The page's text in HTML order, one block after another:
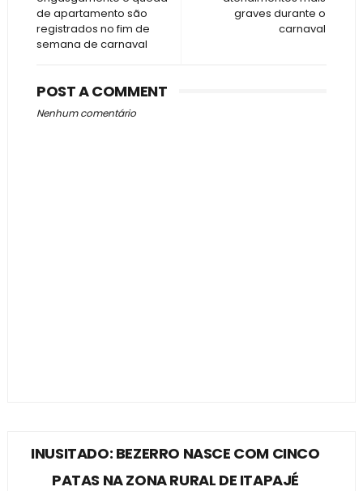
graves durante o
carnaval
de apartamento são
registrados no fim de
semana de carnaval
POST A COMMENT
Nenhum comentário
INUSITADO: BEZERRO NASCE COM CINCO
PATAS NA ZONA RURAL DE ITAPAJÉ